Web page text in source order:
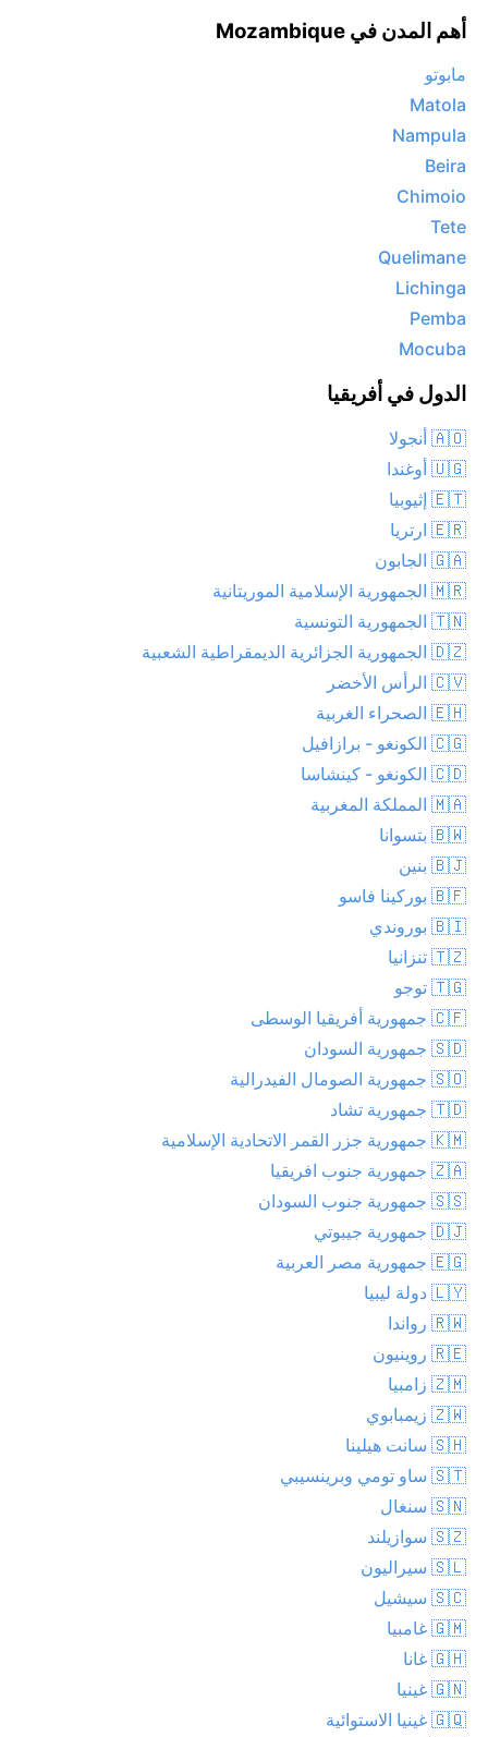
أهم المدن في Mozambique
مابوتو
Matola
Nampula
Beira
Chimoio
Tete
Quelimane
Lichinga
Pemba
Mocuba
الدول في أفريقيا
🇦🇴 أنجولا
🇺🇬 أوغندا
🇪🇹 إثيوبيا
🇪🇷 ارتريا
🇬🇦 الجابون
🇲🇷 الجمهورية الإسلامية الموريتانية
🇹🇳 الجمهورية التونسية
🇩🇿 الجمهورية الجزائرية الديمقراطية الشعبية
🇨🇻 الرأس الأخضر
🇪🇭 الصحراء الغربية
🇨🇬 الكونغو - برازافيل
🇨🇩 الكونغو - كينشاسا
🇲🇦 المملكة المغربية
🇧🇼 بتسوانا
🇧🇯 بنين
🇧🇫 بوركينا فاسو
🇧🇮 بوروندي
🇹🇿 تنزانيا
🇹🇬 توجو
🇨🇫 جمهورية أفريقيا الوسطى
🇸🇩 جمهورية السودان
🇸🇴 جمهورية الصومال الفيدرالية
🇹🇩 جمهورية تشاد
🇰🇲 جمهورية جزر القمر الاتحادية الإسلامية
🇿🇦 جمهورية جنوب افريقيا
🇸🇸 جمهورية جنوب السودان
🇩🇯 جمهورية جيبوتي
🇪🇬 جمهورية مصر العربية
🇱🇾 دولة ليبيا
🇷🇼 رواندا
🇷🇪 روينيون
🇿🇲 زامبيا
🇿🇼 زيمبابوي
🇸🇭 سانت هيلينا
🇸🇹 ساو تومي وبرينسيبي
🇸🇳 سنغال
🇸🇿 سوازيلند
🇸🇱 سيراليون
🇸🇨 سيشيل
🇬🇲 غامبيا
🇬🇭 غانا
🇬🇳 غينيا
🇬🇶 غينيا الاستوائية